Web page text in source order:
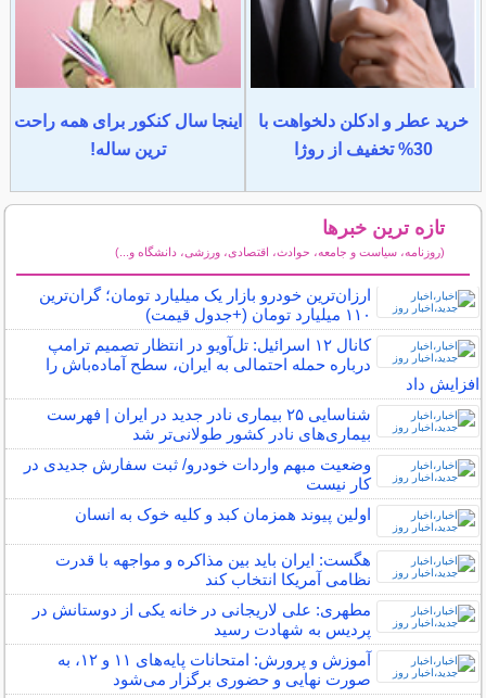
خرید عطر و ادکلن دلخواهت با
30% تخفیف از روژا
اینجا سال کنکور برای همه راحت
ترین ساله!
تازه ترین خبرها
(روزنامه، سیاست و جامعه، حوادث، اقتصادی، ورزشی، دانشگاه و...)
ارزان‌ترین خودرو بازار یک میلیارد تومان؛ گران‌ترین
۱۱۰ میلیارد تومان (+جدول قیمت)
کانال ۱۲ اسرائیل: تل‌آویو در انتظار تصمیم ترامپ
درباره حمله احتمالی به ایران، سطح آماده‌باش را
افزایش داد
شناسایی ۲۵ بیماری نادر جدید در ایران | فهرست
بیماری‌های نادر کشور طولانی‌تر شد
وضعیت مبهم واردات خودرو/ ثبت سفارش جدیدی در
کار نیست
اولین پیوند همزمان کبد و کلیه خوک به انسان
هگست: ایران باید بین مذاکره و مواجهه با قدرت
نظامی آمریکا انتخاب کند
مطهری: علی لاریجانی در خانه یکی از دوستانش در
پردیس به شهادت رسید
آموزش و پرورش: امتحانات پایه‌های ۱۱ و ۱۲، به
صورت نهایی و حضوری برگزار می‌شود